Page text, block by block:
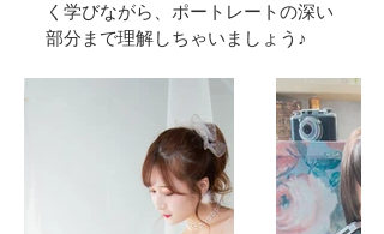
く学びながら、ポートレートの深い
部分まで理解しちゃいましょう♪